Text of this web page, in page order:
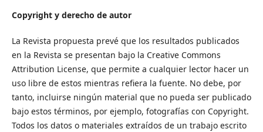
Copyright y derecho de autor
La Revista propuesta prevé que los resultados publicados
en la Revista se presentan bajo la Creative Commons
Attribution License, que permite a cualquier lector hacer un
uso libre de estos mientras refiera la fuente. No debe, por
tanto, incluirse ningún material que no pueda ser publicado
bajo estos términos, por ejemplo, fotografías con Copyright.
Todos los datos o materiales extraídos de un trabajo escrito